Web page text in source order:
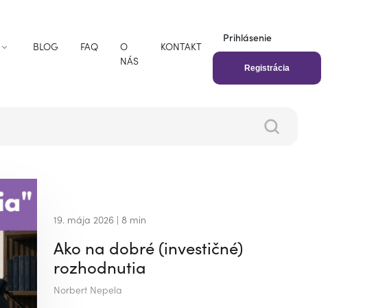
BLOG FAQ
O
NÁS
KONTAKT
Prihlásenie
Registrácia
19. mája 2026 | 8 min
Ako na dobré (investičné)
rozhodnutia
Norbert Nepela